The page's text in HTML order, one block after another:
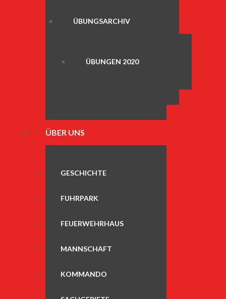
ÜBUNGSARCHIV
ÜBUNGEN 2020
ÜBER UNS
GESCHICHTE
FUHRPARK
FEUERWEHRHAUS
MANNSCHAFT
KOMMANDO